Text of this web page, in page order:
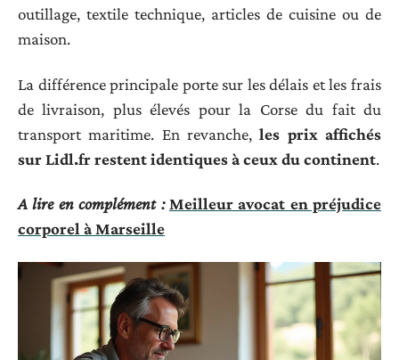
outillage, textile technique, articles de cuisine ou de
maison.
La différence principale porte sur les délais et les frais
de livraison, plus élevés pour la Corse du fait du
transport maritime. En revanche,les prix affichés
sur Lidl.fr restent identiques à ceux du continent.
A lire en complément : Meilleur avocat en préjudice
corporel à Marseille